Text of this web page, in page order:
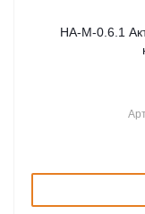
HA-M-0.6.1